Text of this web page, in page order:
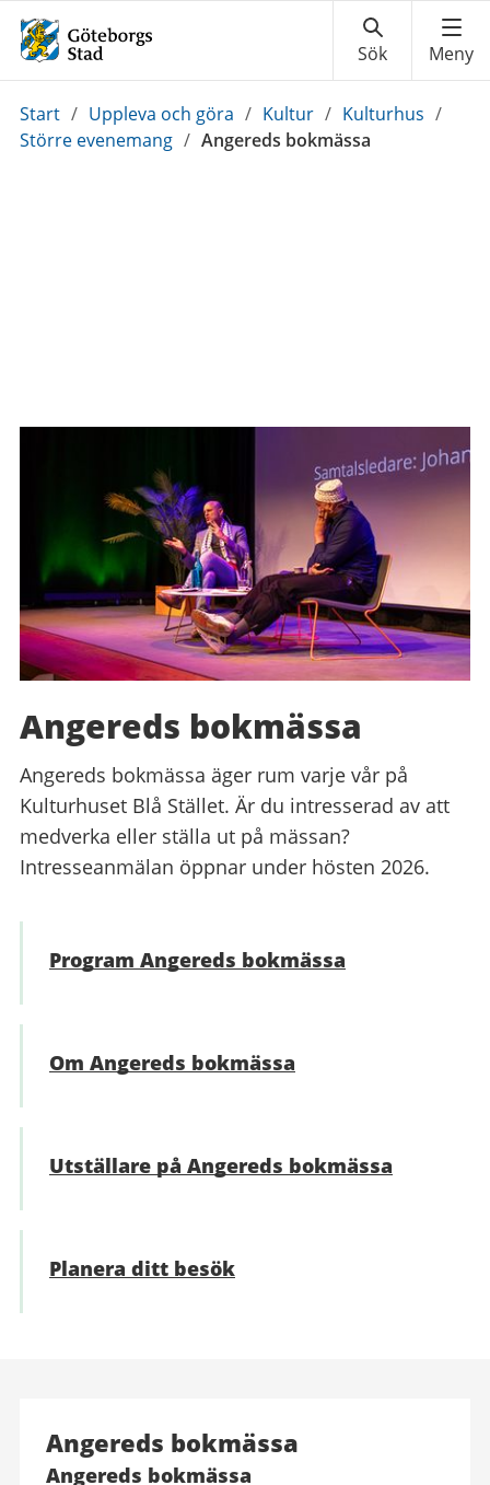
Du
är
Start / Uppleva och göra / Kultur / Kulturhus /
Större evenemang / Angereds bokmässa
Angereds bokmässa
Angereds bokmässa äger rum varje vår på
Kulturhuset Blå Stället. Är du intresserad av att
medverka eller ställa ut på mässan?
Intresseanmälan öppnar under hösten 2026.
Program Angereds bokmässa
Om Angereds bokmässa
Utställare på Angereds bokmässa
Planera ditt besök
Angereds bokmässa
Angereds bokmässa